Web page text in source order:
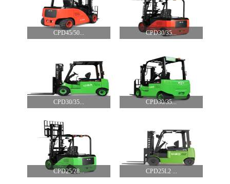
CPD45/50... CPD30/35...
CPD30/35... CPD30/35...
CPD25/28... CPD25L2 ...